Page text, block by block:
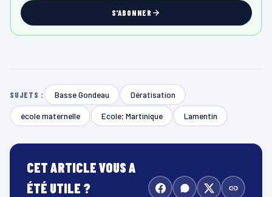
S'ABONNER
SUJETS : Basse Gondeau Dératisation
école maternelle Ecole; Martinique Lamentin
CET ARTICLE VOUS A
ÉTÉ UTILE ?